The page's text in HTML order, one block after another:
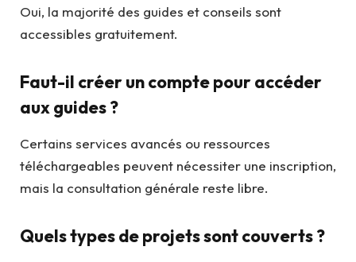
Oui, la majorité des guides et conseils sont
accessibles gratuitement.
Faut-il créer un compte pour accéder
aux guides ?
Certains services avancés ou ressources
téléchargeables peuvent nécessiter une inscription,
mais la consultation générale reste libre.
Quels types de projets sont couverts ?